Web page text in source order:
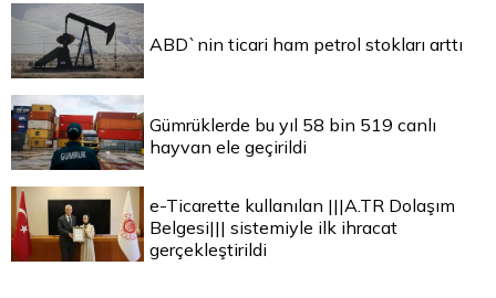
ABD`nin ticari ham petrol stokları arttı
Gümrüklerde bu yıl 58 bin 519 canlı
hayvan ele geçirildi
e-Ticarette kullanılan |||A.TR Dolaşım
Belgesi||| sistemiyle ilk ihracat
gerçekleştirildi